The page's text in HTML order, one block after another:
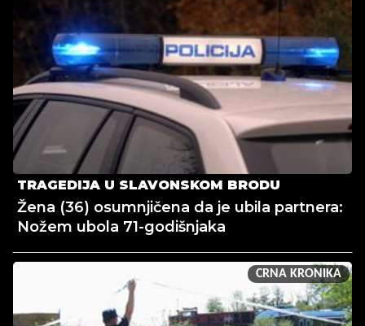
TRAGEDIJA U SLAVONSKOM BRODU
Žena (36) osumnjičena da je ubila partnera:
Nožem ubola 71-godišnjaka
CRNA KRONIKA